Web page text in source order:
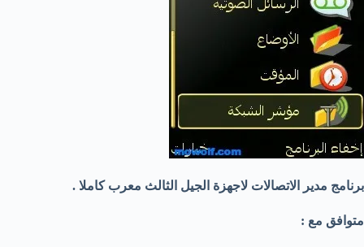
برنامج مدير الاتصالات لاجهزة الجيل الثالث معرب كاملا .
متوافق مع :